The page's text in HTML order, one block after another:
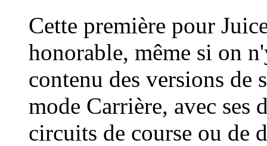
Cette première pour
honorable, même si on
contenu des versions de
mode Carrière, avec ses
circuits de course ou de